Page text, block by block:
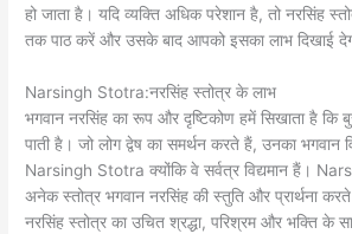
हो जाता है। यदि व्यक्ति अधिक परेशान है, तो नरसिंह
तक पाठ करें और उसके बाद आपको इसका लाभ दिखाई
Narsingh Stotra:नरसिंह स्तोत्र के लाभ
भगवान नरसिंह का रूप और दृष्टिकोण हमें सिखाता है कि
पाती है। जो लोग द्वेष का समर्थन करते हैं, उनका भगवान
Narsingh Stotra क्योंकि वे सर्वत्र विद्यमान हैं।
अनेक स्तोत्र भगवान नरसिंह की स्तुति और प्रार्थना
नरसिंह स्तोत्र का उचित श्रद्धा, परिश्रम और भक्ति के